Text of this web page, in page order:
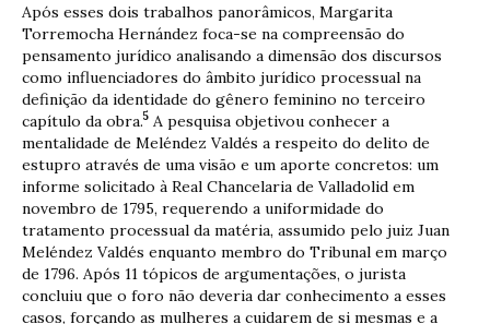
Após esses dois trabalhos panorâmicos, Margarita
Torremocha Hernández foca-se na compreensão do
pensamento jurídico analisando a dimensão dos discursos
como influenciadores do âmbito jurídico processual na
definição da identidade do gênero feminino no terceiro
capítulo da obra.5 A pesquisa objetivou conhecer a
mentalidade de Meléndez Valdés a respeito do delito de
estupro através de uma visão e um aporte concretos: um
informe solicitado à Real Chancelaria de Valladolid em
novembro de 1795, requerendo a uniformidade do
tratamento processual da matéria, assumido pelo juiz Juan
Meléndez Valdés enquanto membro do Tribunal em março
de 1796. Após 11 tópicos de argumentações, o jurista
concluiu que o foro não deveria dar conhecimento a esses
casos, forçando as mulheres a cuidarem de si mesmas e a